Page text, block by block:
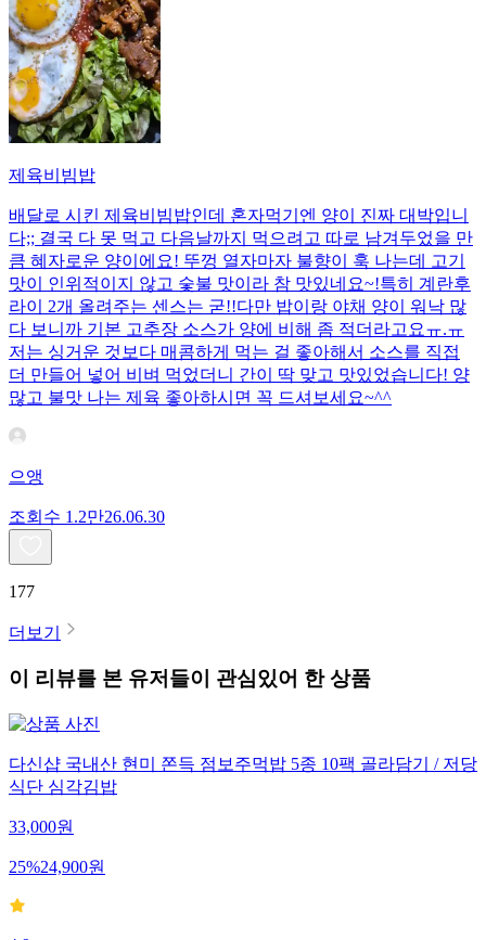
제육비빔밥
배달로 시킨 제육비빔밥인데 혼자먹기엔 양이 진짜 대박입니
다;; 결국 다 못 먹고 다음날까지 먹으려고 따로 남겨두었을 만
큼 혜자로운 양이에요! 뚜껑 열자마자 불향이 훅 나는데 고기
맛이 인위적이지 않고 숯불 맛이라 참 맛있네요~!특히 계란후
라이 2개 올려주는 센스는 굳!! ​다만 밥이랑 야채 양이 워낙 많
다 보니까 기본 고추장 소스가 양에 비해 좀 적더라고요ㅠ.ㅠ
저는 싱거운 것보다 매콤하게 먹는 걸 좋아해서 소스를 직접
더 만들어 넣어 비벼 먹었더니 간이 딱 맞고 맛있었습니다! 양
많고 불맛 나는 제육 좋아하시면 꼭 드셔보세요~^^
으앵
조회수 1.2만26.06.30
177
더보기
이 리뷰를 본 유저들이 관심있어 한 상품
다신샵 국내산 현미 쫀득 점보주먹밥 5종 10팩 골라담기 / 저당
식단 심각김밥
33,000원
25%24,900원